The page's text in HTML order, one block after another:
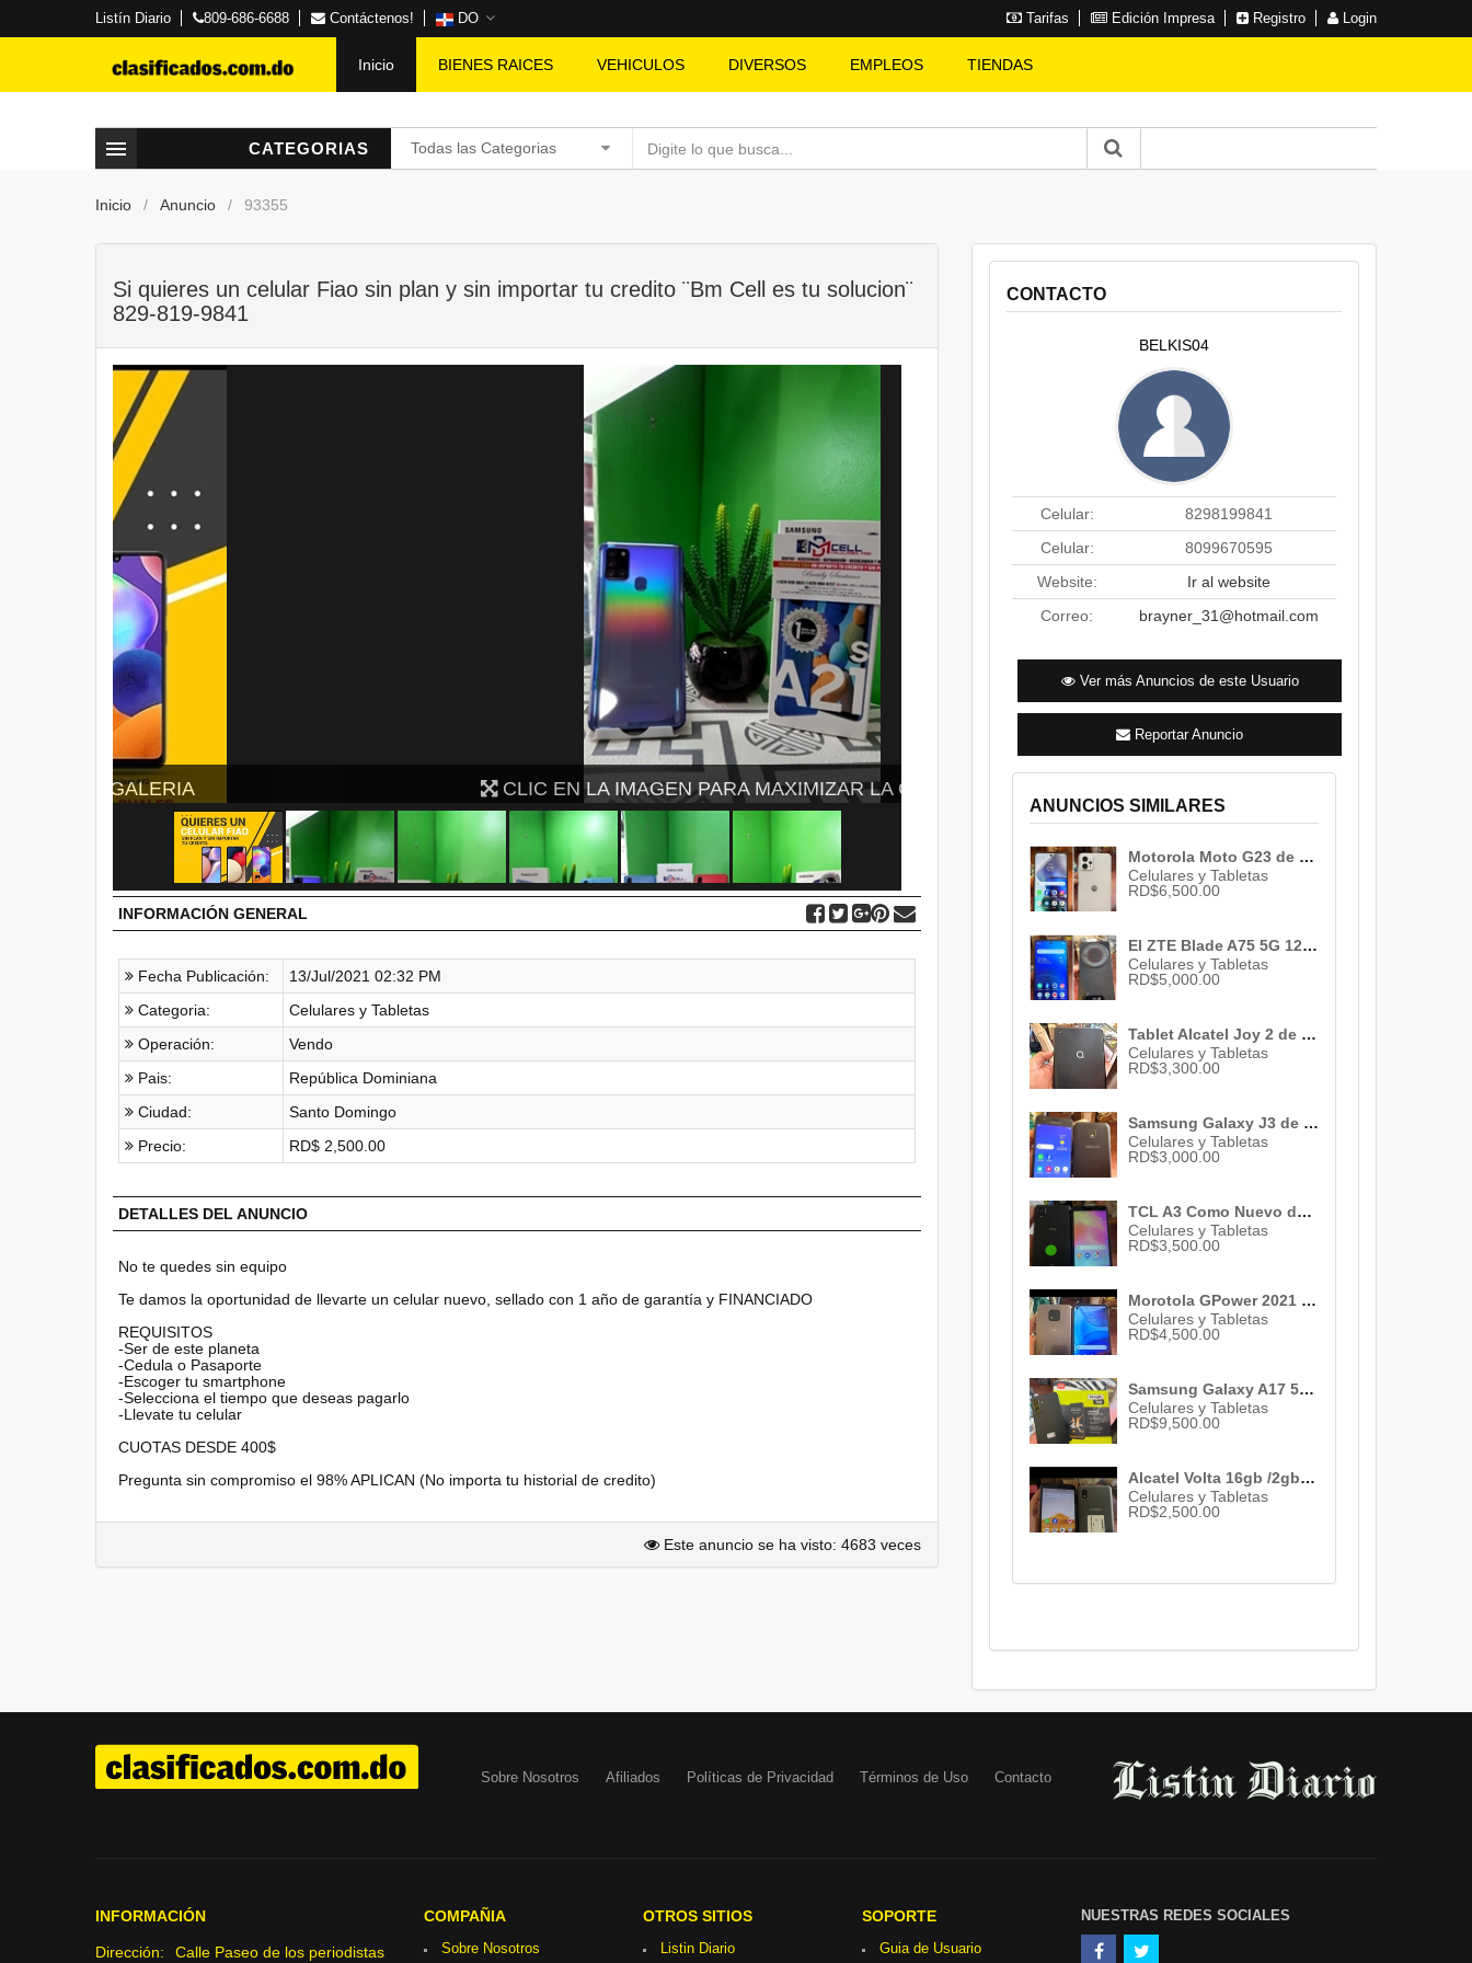
Listín Diario 809-686-6688 Contáctenos! DO Tarifas Edición Impresa Registro Login
Inicio BIENES RAICES VEHICULOS DIVERSOS EMPLEOS TIENDAS
CATEGORIAS Todas las Categorias
Inicio Anuncio 93355
Si quieres un celular Fiao sin plan y sin importar tu credito ¨Bm Cell es tu solucion¨
829-819-9841
CLIC EN LA IMAGEN PARA MAXIMIZAR LA GALERIA
INFORMACIÓN GENERAL
Fecha Publicación:
13/Jul/2021 02:32 PM
Categoria:
Celulares y Tabletas
Operación:
Vendo
Pais:
República Dominiana
Ciudad:
Santo Domingo
Precio:
RD$ 2,500.00
DETALLES DEL ANUNCIO
No te quedes sin equipo
Te damos la oportunidad de llevarte un celular nuevo, sellado con 1 año de garantía y FINANCIADO
REQUISITOS
-Ser de este planeta
-Cedula o Pasaporte
-Escoger tu smartphone
-Selecciona el tiempo que deseas pagarlo
-Llevate tu celular
CUOTAS DESDE 400$
Pregunta sin compromiso el 98% APLICAN (No importa tu historial de credito)
Este anuncio se ha visto: 4683 veces
CONTACTO
BELKIS04
Celular:
8298199841
Celular:
8099670595
Website:
Ir al website
Correo:
brayner_31@hotmail.com
Ver más Anuncios de este Usuario
Reportar Anuncio
ANUNCIOS SIMILARES
Motorola Moto G23 de 128gb y 4gb ram carga 1Mes de Garantia
Celulares y Tabletas
RD$6,500.00
El ZTE Blade A75 5G 128gb/4gb ram 50mp con IA exclusivo de altice
Celulares y Tabletas
RD$5,000.00
Tablet Alcatel Joy 2 de 832gb/3gb ram coje sim para internet 1 mes de garantia
Celulares y Tabletas
RD$3,300.00
Samsung Galaxy J3 de 16gb y 2gb ram desbloqueado en excelentes condici
Celulares y Tabletas
RD$3,000.00
TCL A3 Como Nuevo de 32gb 3gb ram Batería de 3000mAh Desbloqueado 1mes
Celulares y Tabletas
RD$3,500.00
Morotola GPower 2021 64gb/4gb ram 1 Mes de Garantia
Celulares y Tabletas
RD$4,500.00
Samsung Galaxy A17 5G 128gb/4gb ram camara 50mp graba 4k desbloqueado
Celulares y Tabletas
RD$9,500.00
Alcatel Volta 16gb /2gb ram Desbloqueado 1mes de garantia
Celulares y Tabletas
RD$2,500.00
Sobre Nosotros Afiliados Políticas de Privacidad Términos de Uso Contacto
INFORMACIÓN
Dirección: Calle Paseo de los periodistas
COMPAÑIA
Sobre Nosotros
OTROS SITIOS
Listin Diario
SOPORTE
Guia de Usuario
NUESTRAS REDES SOCIALES